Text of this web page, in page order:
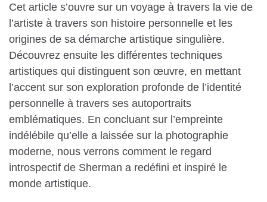
Cet article s’ouvre sur un voyage à travers la vie de
l’artiste à travers son histoire personnelle et les
origines de sa démarche artistique singulière.
Découvrez ensuite les différentes techniques
artistiques qui distinguent son œuvre, en mettant
l’accent sur son exploration profonde de l’identité
personnelle à travers ses autoportraits
emblématiques. En concluant sur l’empreinte
indélébile qu’elle a laissée sur la photographie
moderne, nous verrons comment le regard
introspectif de Sherman a redéfini et inspiré le
monde artistique.